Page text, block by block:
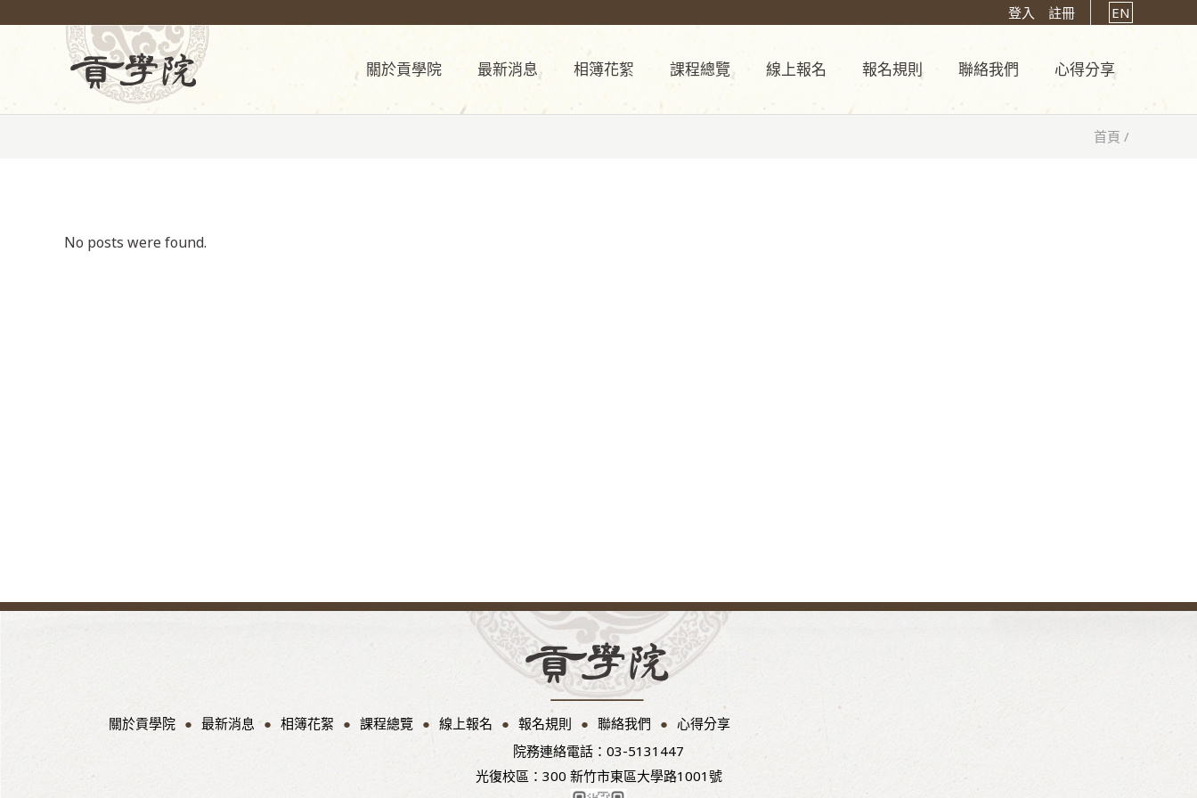
登入 註冊 EN
關於貢學院 最新消息 相簿花絮 課程總覽 線上報名 報名規則 聯絡我們 心得分享
首頁 /
No posts were found.
關於貢學院 最新消息 相簿花絮 課程總覽 線上報名 報名規則 聯絡我們
心得分享
院務連絡電話：03-5131447
光復校區：300 新竹市東區大學路1001號